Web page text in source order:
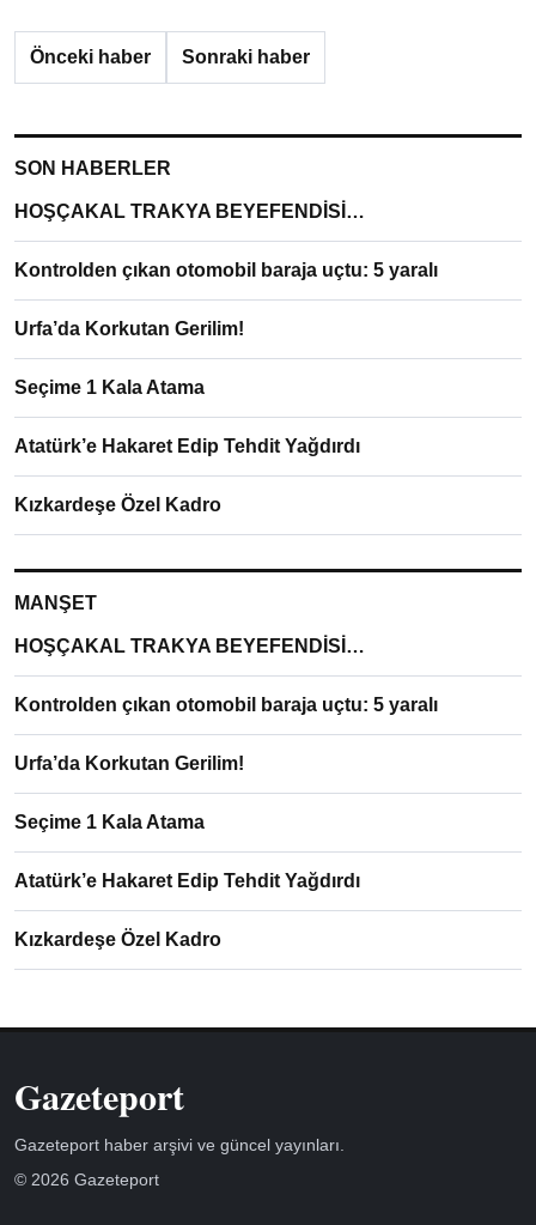
Önceki haber Sonraki haber
SON HABERLER
HOŞÇAKAL TRAKYA BEYEFENDİSİ…
Kontrolden çıkan otomobil baraja uçtu: 5 yaralı
Urfa’da Korkutan Gerilim!
Seçime 1 Kala Atama
Atatürk’e Hakaret Edip Tehdit Yağdırdı
Kızkardeşe Özel Kadro
MANŞET
HOŞÇAKAL TRAKYA BEYEFENDİSİ…
Kontrolden çıkan otomobil baraja uçtu: 5 yaralı
Urfa’da Korkutan Gerilim!
Seçime 1 Kala Atama
Atatürk’e Hakaret Edip Tehdit Yağdırdı
Kızkardeşe Özel Kadro
Gazeteport
Gazeteport haber arşivi ve güncel yayınları.
© 2026 Gazeteport